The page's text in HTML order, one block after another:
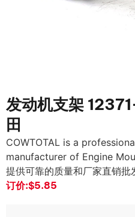
发动机支架
田
COWTOTAL is a
manufacturer of Engine
提供可靠的质量和厂家直销批
订价:$5.85